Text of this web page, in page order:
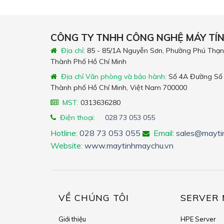
CÔNG TY TNHH CÔNG NGHỆ MÁY
Địa chỉ: 85 - 85/1A Nguyễn Sơn, Phường Phú
Thành Phố Hồ Chí Minh
Địa chỉ Văn phòng và bảo hành: Số 4A Đường Số
Thành phố Hồ Chí Minh, Việt Nam 700000
MST: 0313636280
Điện thoại:
028 73 053 055
Hotline: 028 73 053 055 Email:
Website: www.maytinhmaychu.vn
VỀ CHÚNG TÔI
Giới thiệu
SERVER
HPE Server